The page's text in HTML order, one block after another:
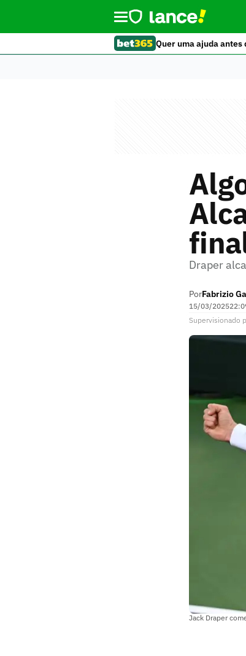
Quer uma ajuda antes
Draper
PorFabrizio
15/03/2025
Supervisionado
Jack Draper